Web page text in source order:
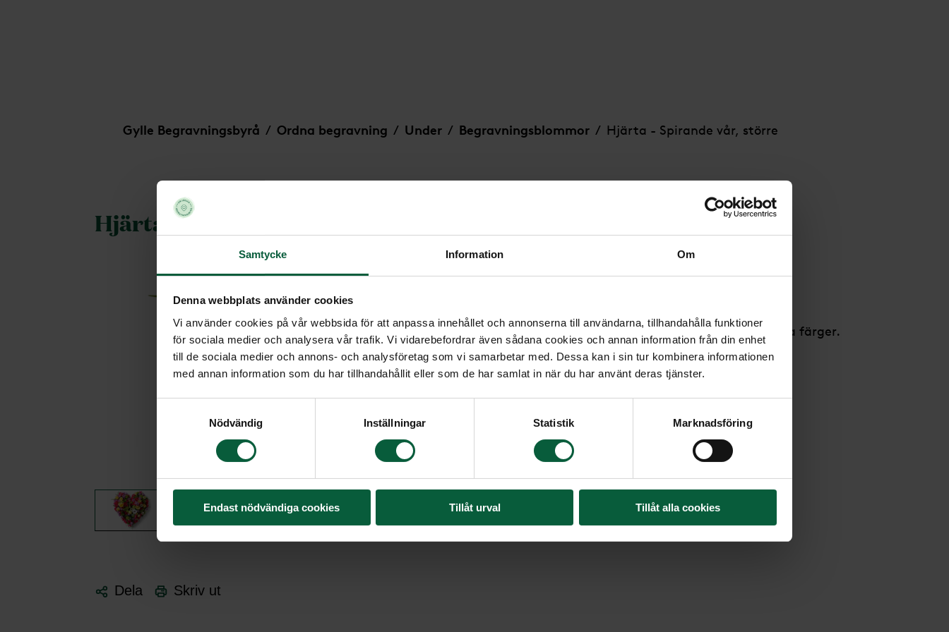
Samtycke Information Om
Denna webbplats använder cookies
Vi använder cookies på vår webbsida för att anpassa innehållet och annonserna till användarna, tillhandahålla funktioner
för sociala medier och analysera vår trafik. Vi vidarebefordrar även sådana cookies och annan information från din enhet
till de sociala medier och annons- och analysföretag som vi samarbetar med. Dessa kan i sin tur kombinera informationen
med annan information som du har tillhandahållit eller som de har samlat in när du har använt deras tjänster.
Nödvändig
Inställningar Statistik Marknadsföring
Endast nödvändiga cookies Tillåt urval Tillåt alla cookies
Gylle Begravningsbyrå / Ordna begravning / Under / Begravningsblommor / Hjärta - Spirande vår, större
Hjärta - Spirande vår, större
Ett fyllt hjärta med vårens vackra blommor i olika färger.
Format: Ø Stort hjärta ca 55 cm (på bilden).
3 895 kr
Dela Skriv ut